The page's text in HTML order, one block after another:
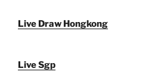
Live Draw Hongkong
Live Sgp